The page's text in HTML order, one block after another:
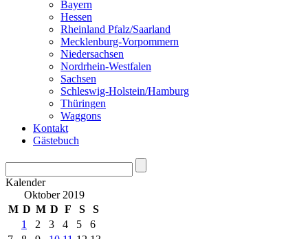
Bayern
Hessen
Rheinland Pfalz/Saarland
Mecklenburg-Vorpommern
Niedersachsen
Nordrhein-Westfalen
Sachsen
Schleswig-Holstein/Hamburg
Thüringen
Waggons
Kontakt
Gästebuch
Kalender
Oktober 2019
M D M D F S
S
1
2 3 4 5
6